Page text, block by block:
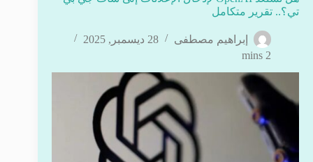
تي؟.. تقرير متكامل
إبراهيم مصطفى
28 ديسمبر, 2025
2 mins